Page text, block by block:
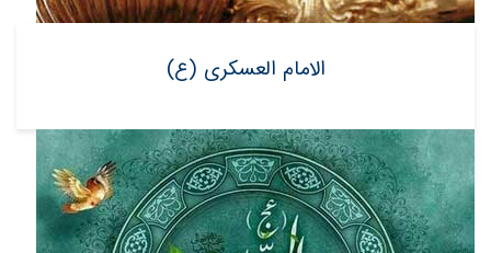
الامام العسکری (ع)